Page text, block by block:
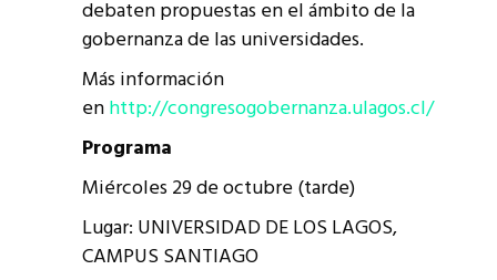
debaten propuestas en el ámbito de la
gobernanza de las universidades.
Más información
enhttp://congresogobernanza.ulagos.cl/
Programa
Miércoles 29 de octubre (tarde)
Lugar: UNIVERSIDAD DE LOS LAGOS,
CAMPUS SANTIAGO